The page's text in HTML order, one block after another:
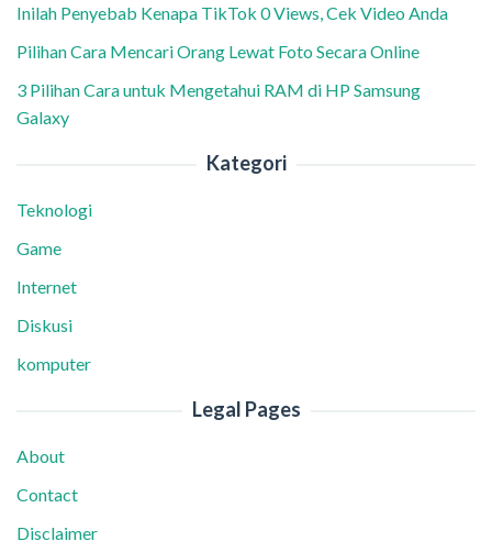
Inilah Penyebab Kenapa TikTok 0 Views, Cek Video Anda
Pilihan Cara Mencari Orang Lewat Foto Secara Online
3 Pilihan Cara untuk Mengetahui RAM di HP Samsung
Galaxy
Kategori
Teknologi
Game
Internet
Diskusi
komputer
Legal Pages
About
Contact
Disclaimer